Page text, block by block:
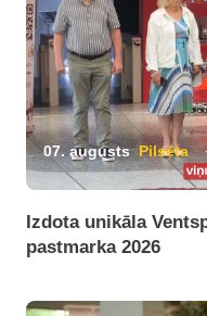
07. augusts Pilsēta
Izdota unikāla
pastmarka 2026